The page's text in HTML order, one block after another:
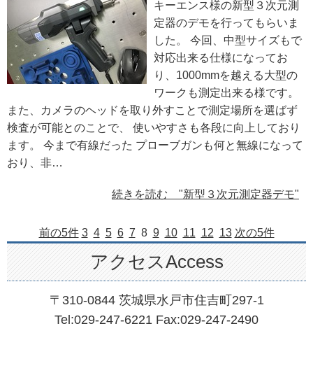
キーエンス様の新型３次元測
定器のデモを行ってもらいま
した。 今回、中型サイズもで
対応出来る仕様になってお
り、1000mmを越える大型の
ワークも測定出来る様です。
また、カメラのヘッドを取り外すことで測定場所を選ばず
検査が可能とのことで、 使いやすさも各段に向上しており
ます。 今まで有線だった プローブガンも何と無線になって
おり、非…
続きを読む "新型３次元測定器デモ"
前の5件 3 4 5 6 7 8 9 10 11 12 13 次の5件
アクセスAccess
〒310-0844 茨城県水戸市住吉町297-1
Tel:029-247-6221 Fax:029-247-2490